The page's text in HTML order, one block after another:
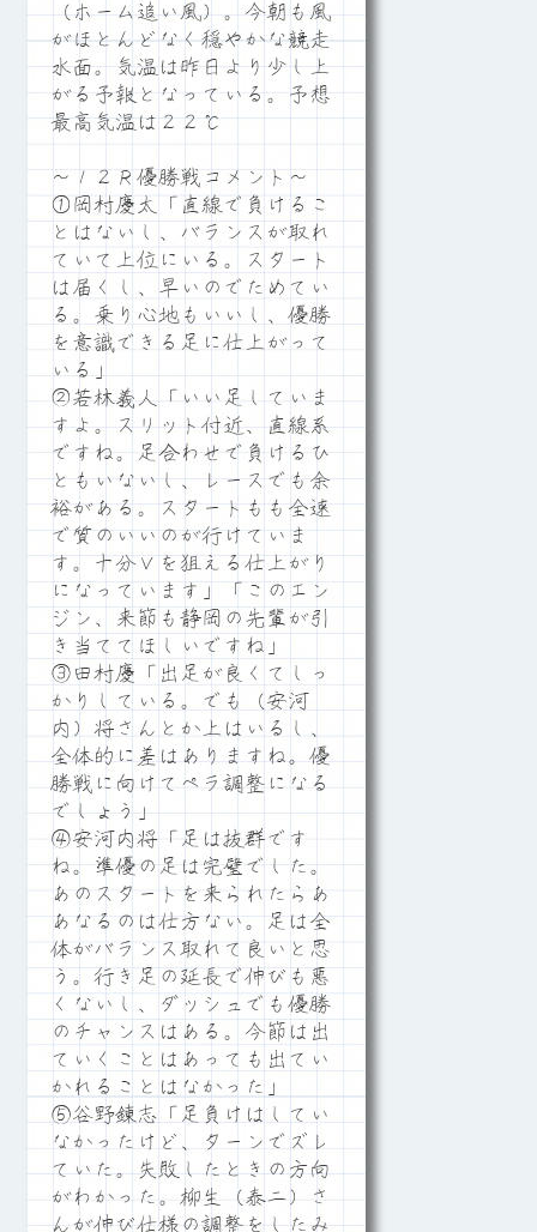
（ホーム追い風）。今朝も風
がほとんどなく穏やかな競走
水面。気温は昨日より少し上
がる予報となっている。予想
最高気温は２２℃
～１２Ｒ優勝戦コメント～
①岡村慶太「直線で負けるこ
とはないし、バランスが取れ
ていて上位にいる。スタート
は届くし、早いのでためてい
る。乗り心地もいいし、優勝
を意識できる足に仕上がって
いる」
②若林義人「いい足していま
すよ。スリット付近、直線系
ですね。足合わせで負けるひ
ともいないし、レースでも余
裕がある。スタートもも全速
で質のいいのが行けていま
す。十分Ｖを狙える仕上がり
になっています」「このエン
ジン、来節も静岡の先輩が引
き当ててほしいですね」
③田村慶「出足が良くてしっ
かりしている。でも（安河
内）将さんとか上はいるし、
全体的に差はありますね。優
勝戦に向けてペラ調整になる
でしょう」
④安河内将「足は抜群です
ね。準優の足は完璧でした。
あのスタートを来られたらあ
あなるのは仕方ない。足は全
体がバランス取れて良いと思
う。行き足の延長で伸びも悪
くないし、ダッシュでも優勝
のチャンスはある。今節は出
ていくことはあっても出てい
かれることはなかった」
⑤谷野錬志「足負けはしてい
なかったけど、ターンでズレ
ていた。失敗したときの方向
がわかった。柳生（泰二）さ
んが伸び仕様の調整をしたみ